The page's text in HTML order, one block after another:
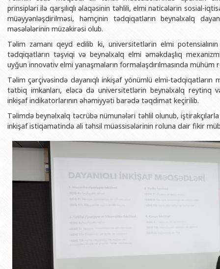
BDU-nun məzunları
Fəxri doktorlarımız
BDU-da təhsil
BDU-da tədris olunan ixtisaslar
İnsan resursları və hüquq şöbəsi
Sənədlər və Müraciətlərlə iş
Maliyyə və təminat Departamenti
Keyfiyyətin təminatı, monitorinq
Mədəniyyət-yaradıcılıq Mərkəzi
İdman-sağlamlıq Mərkəzi
BDU-nun Nəşr Evi
Geologiya fakültəsi
Filologiya fakültəsi
Tarix fakültəsi
Beynəlxalq
Jurnalistika fakültəsi
İnformasiya və
Şərqşünasliq
Sosial elmlər və
Publik
prinsipləri ilə qarşılıqlı əlaqəsinin təhlili, elmi nəticələrin sosial-
müəyyənləşdirilməsi, həmçinin tədqiqatların beynəlxalq
məsələlərinin müzakirəsi olub.
Təlim zamanı qeyd edilib ki, universitetlərin elmi
tədqiqatların təşviqi və beynəlxalq elmi əməkdaşlıq
uyğun innovativ elmi yanaşmaların formalaşdırılmasında mühüm
Təlim çərçivəsində dayanıqlı inkişaf yönümlü elmi-
tətbiq imkanları, eləcə də universitetlərin beynəlxalq reytinq
inkişaf indikatorlarının əhəmiyyəti barədə təqdimat keçirilib.
Təlimdə beynəlxalq təcrübə nümunələri təhlil olunub, iştirakçılarla
inkişaf istiqamətində ali təhsil müəssisələrinin roluna dair fikir